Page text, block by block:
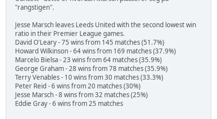
"rangstigen".
Jesse Marsch leaves Leeds United with the second lowest win
ratio in their Premier League games.
David O'Leary - 75 wins from 145 matches (51.7%)
Howard Wilkinson - 64 wins from 169 matches (37.9%)
Marcelo Bielsa - 23 wins from 64 matches (35.9%)
George Graham - 28 wins from 78 matches (35.9%)
Terry Venables - 10 wins from 30 matches (33.3%)
Peter Reid - 6 wins from 20 matches (30%)
Jesse Marsch - 8 wins from 32 matches (25%)
Eddie Gray - 6 wins from 25 matches